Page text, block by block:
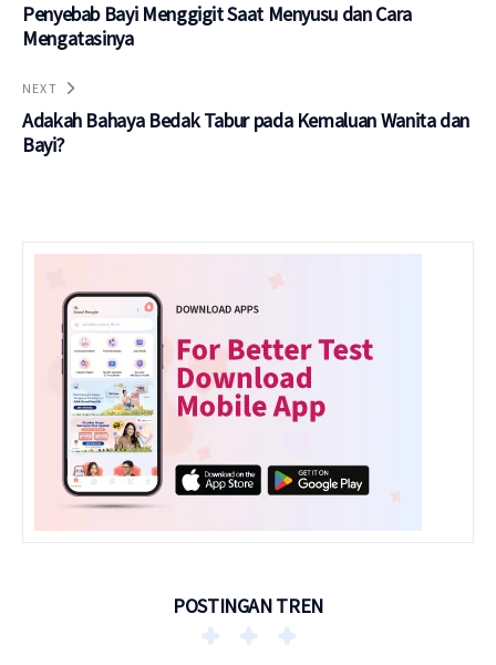
Penyebab Bayi Menggigit Saat Menyusu dan Cara
Mengatasinya
NEXT
Adakah Bahaya Bedak Tabur pada Kemaluan Wanita dan
Bayi?
POSTINGAN TREN